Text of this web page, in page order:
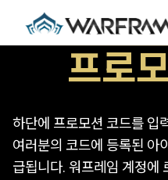
프로
하단에 프로모션 코드를 입
여러분의 코드에 등록된 아
급됩니다. 워프레임 계정에